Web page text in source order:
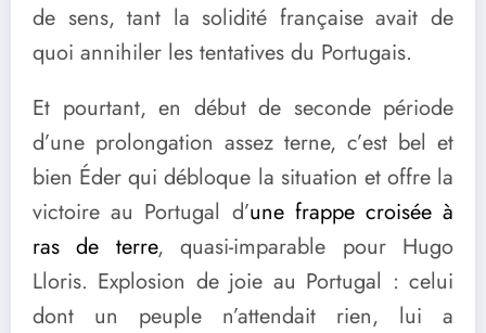
de sens, tant la solidité française avait de
quoi annihiler les tentatives du Portugais.
Et pourtant, en début de seconde période
d’une prolongation assez terne, c’est bel et
bien Éder qui débloque la situation et offre la
victoire au Portugal d’une frappe croisée à
ras de terre, quasi-imparable pour Hugo
Lloris. Explosion de joie au Portugal : celui
dont un peuple n’attendait rien, lui a